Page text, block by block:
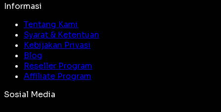
Informasi
Tentang Kami
Syarat & Ketentuan
Kebijakan Privasi
Blog
Reseller Program
Affiliate Program
Sosial Media